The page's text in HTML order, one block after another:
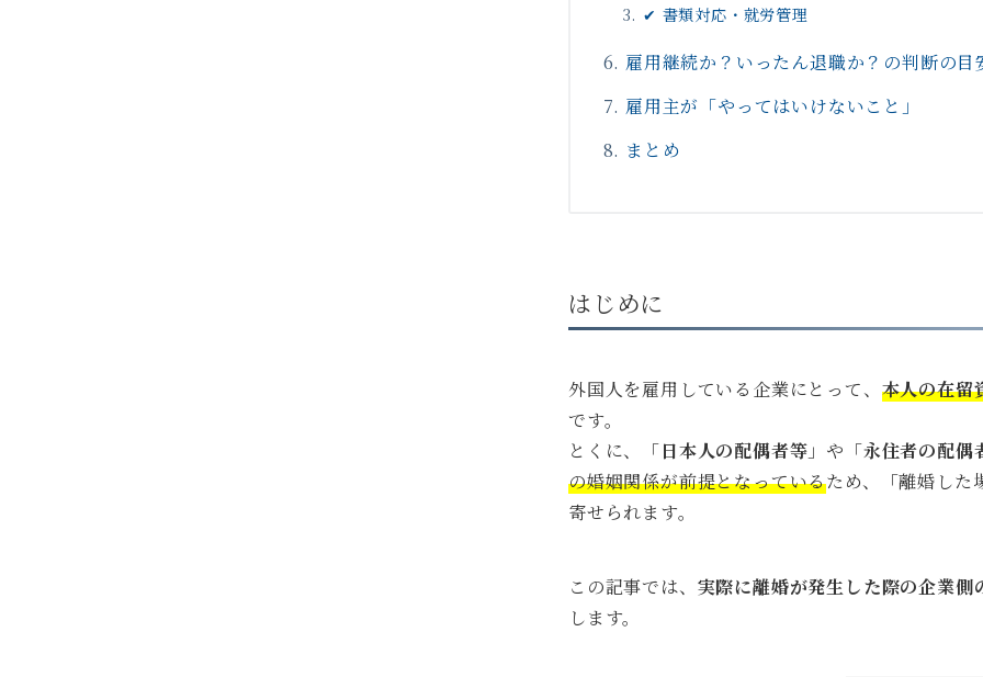
✔ 書類対応・就労管理
雇用継続か？いったん退職か？の判断の目
雇用主が「やってはいけないこと」
まとめ
はじめに
外国人を雇用している企業にとって、 本人の在留
です。
とくに、「日本人の配偶者等 」や「永住者の配偶
の婚姻関係が前提となっているため、「離婚した
寄せられます。
この記事では、 実際に離婚が発生した際の企業側
します。